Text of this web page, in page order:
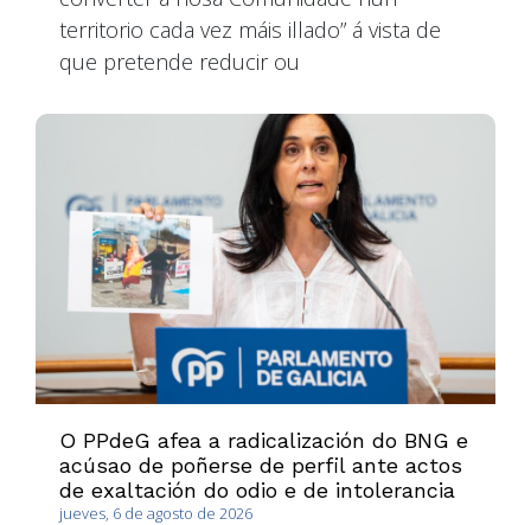
territorio cada vez máis illado” á vista de
que pretende reducir ou
O PPdeG afea a radicalización do BNG e
acúsao de poñerse de perfil ante actos
de exaltación do odio e de intolerancia
jueves, 6 de agosto de 2026